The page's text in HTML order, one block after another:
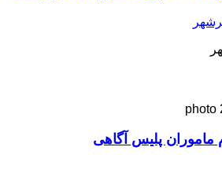
ماموران پلیس آگاهی